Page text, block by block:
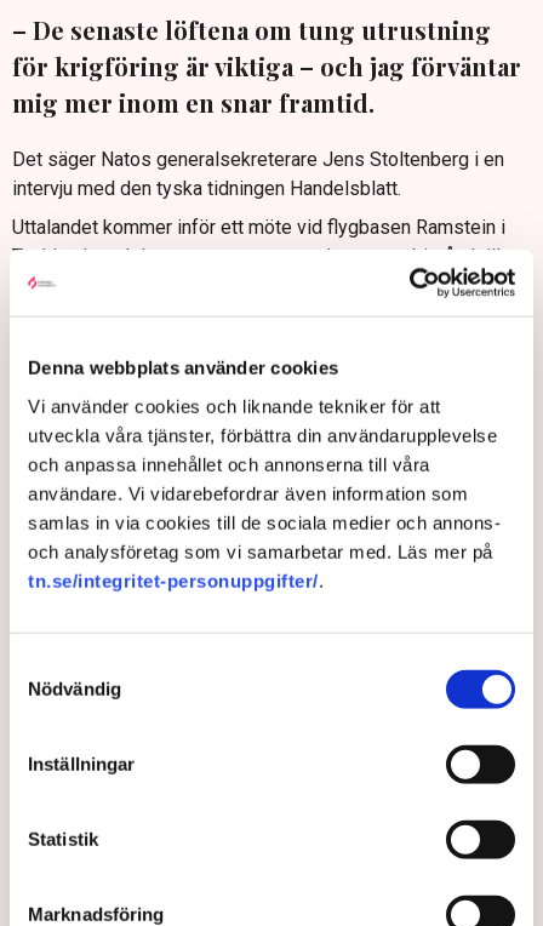
Denna webbplats använder cookies
Vi använder cookies och liknande tekniker för att
utveckla våra tjänster, förbättra din användarupplevelse
och anpassa innehållet och annonserna till våra
användare. Vi vidarebefordrar även information som
samlas in via cookies till de sociala medier och annons-
och analysföretag som vi samarbetar med. Läs mer på
tn.se/integritet-personuppgifter/.
Nödvändig
Inställningar
Statistik
Marknadsföring
– De senaste löftena om tung utrustning
för krigföring är viktiga – och jag förväntar
mig mer inom en snar framtid.
Det säger Natos generalsekreterare Jens Stoltenberg i en
intervju med den tyska tidningen Handelsblatt.
Uttalandet kommer inför ett möte vid flygbasen Ramstein i
Tyskland med den grupp som samordnar vapenbistånd till
Ukraina och leds av USA.
Kiev har länge efterlyst tyngre vapen – inklusive
hänvisning till att eventuellt provocera Ryssland.
– Vi är i en avgörande fas av kriget. Därför är det viktigt att vi
förser Ukraina med de vapen de behöver för att vinna, säger
Stoltenberg.
Trycket på de allierade växer för att gå längre i
vapenleveranserna. Tidigare den här månaden har Frankrike,
Tyskland och USA lovat skicka stridsfordon av typerna AMX
Jens Stoltenberg
Ukraina